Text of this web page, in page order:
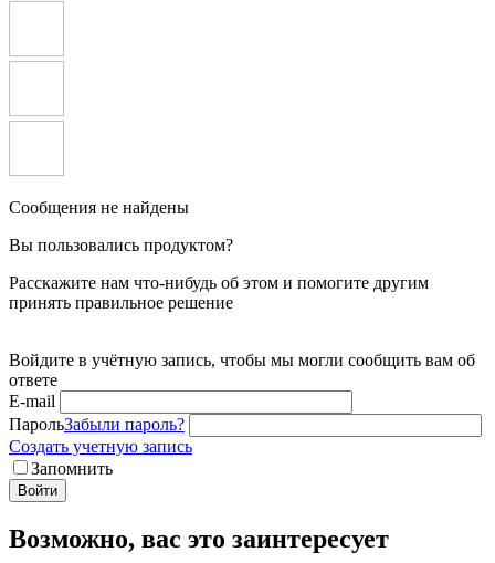
Сообщения не найдены
Вы пользовались продуктом?
Расскажите нам что-нибудь об этом и помогите другим
принять правильное решение
Войдите в учётную запись, чтобы мы могли сообщить вам об
ответе
E-mail
ПарольЗабыли пароль?
Создать учетную запись
Запомнить
Войти
Возможно, вас это заинтересует